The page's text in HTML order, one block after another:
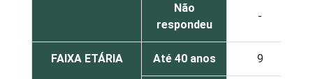
Não
respondeu
-
FAIXA ETÁRIA Até 40 anos 9